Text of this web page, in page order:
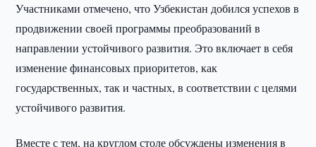
Участниками отмечено, что Узбекистан добился успехов в
продвижении своей программы преобразований в
направлении устойчивого развития. Это включает в себя
изменение финансовых приоритетов, как
государственных, так и частных, в соответствии с целями
устойчивого развития.
Вместе с тем, на круглом столе обсуждены изменения в